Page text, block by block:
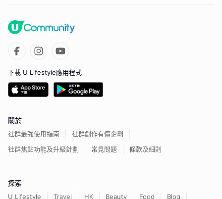
下載 U Lifestyle應用程式
關於
社群最強使用指南
社群創作有價企劃
社群焦點功能及升級計劃
常見問題 條款及細則
探索
U Lifestyle Travel HK Beauty Food Blog